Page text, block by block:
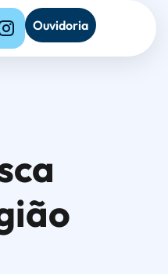
Ouvidoria